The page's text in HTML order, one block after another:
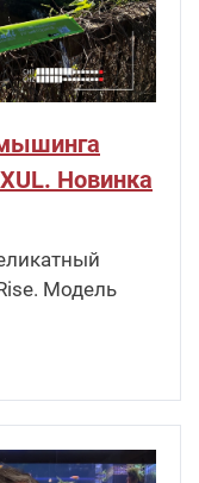
Новинка
Модель